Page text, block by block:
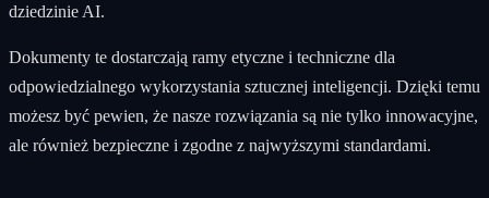
dziedzinie AI.
Dokumenty te dostarczają ramy etyczne i techniczne dla
odpowiedzialnego wykorzystania sztucznej inteligencji. Dzięki temu
możesz być pewien, że nasze rozwiązania są nie tylko innowacyjne,
ale również bezpieczne i zgodne z najwyższymi standardami.